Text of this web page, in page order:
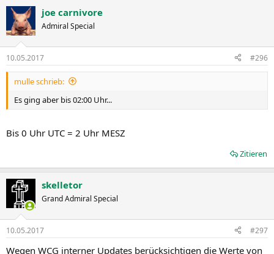
joe carnivore
Admiral Special
10.05.2017 #296
mulle schrieb:
Es ging aber bis 02:00 Uhr...
Bis 0 Uhr UTC = 2 Uhr MESZ
Zitieren
skelletor
Grand Admiral Special
10.05.2017 #297
Wegen WCG interner Updates berücksichtigen die Werte von